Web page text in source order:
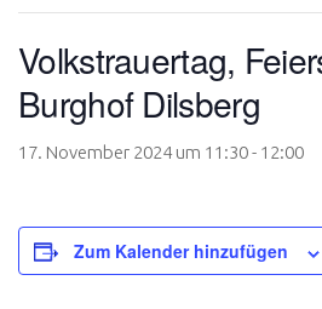
Volkstrauertag,
Burghof Dilsberg
17. November 2024 um 11:30- 12:00
Zum Kalender hinzufügen